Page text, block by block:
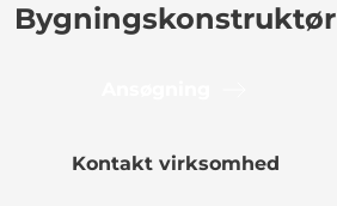
Bygningskonstruktør
Kontakt virksomhed